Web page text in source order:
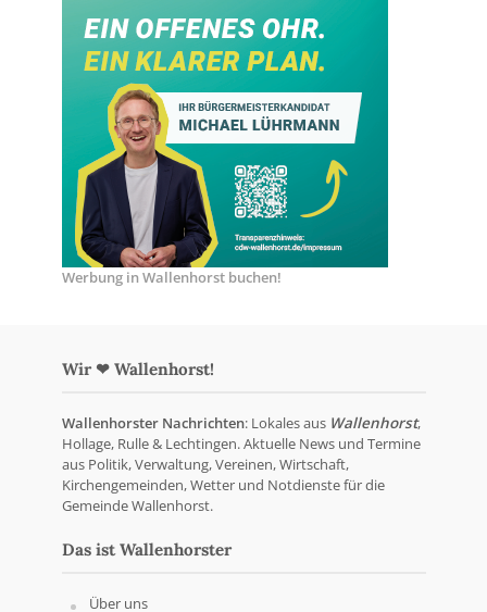
Werbung in Wallenhorst buchen!
Wir ❤ Wallenhorst!
Wallenhorster Nachrichten: Lokales aus Wallenhorst,
Hollage, Rulle & Lechtingen. Aktuelle News und Termine
aus Politik, Verwaltung, Vereinen, Wirtschaft,
Kirchengemeinden, Wetter und Notdienste für die
Gemeinde Wallenhorst.
Das ist Wallenhorster
Über uns